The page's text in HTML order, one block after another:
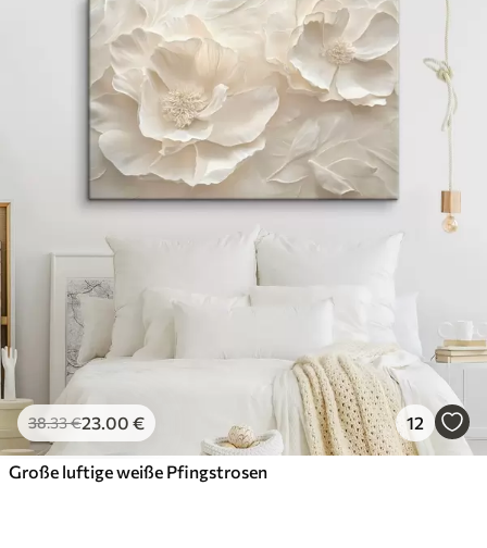
38.33€23.00 € 12
Große luftige weiße Pfingstrosen